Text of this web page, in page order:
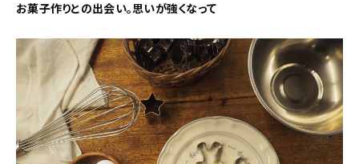
お菓子作りとの出会い。思いが強くなって